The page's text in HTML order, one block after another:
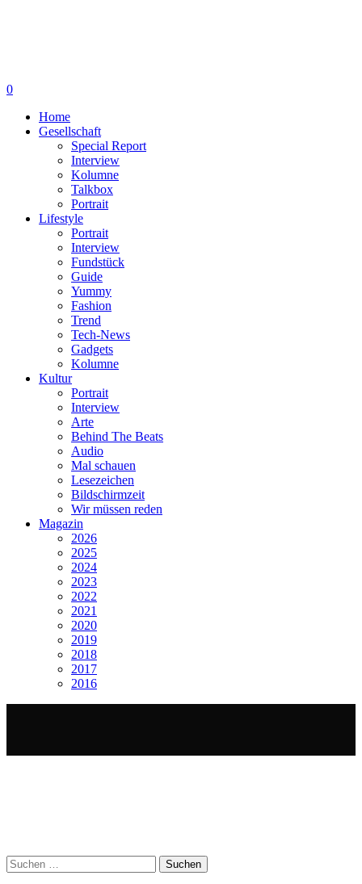
0
Home
Gesellschaft
Special Report
Interview
Kolumne
Talkbox
Portrait
Lifestyle
Portrait
Interview
Fundstück
Guide
Yummy
Fashion
Trend
Tech-News
Gadgets
Kolumne
Kultur
Portrait
Interview
Arte
Behind The Beats
Audio
Mal schauen
Lesezeichen
Bildschirmzeit
Wir müssen reden
Magazin
2026
2025
2024
2023
2022
2021
2020
2019
2018
2017
2016
Suchen
nach: